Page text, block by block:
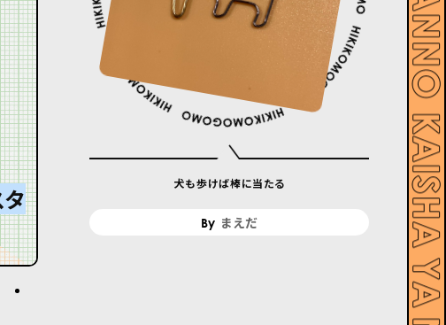
タ
犬も歩けば棒に当たる
まえだ